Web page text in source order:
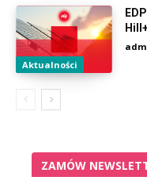
Aktualności
ZAMÓW